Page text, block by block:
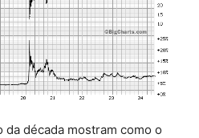
da década mostram como o